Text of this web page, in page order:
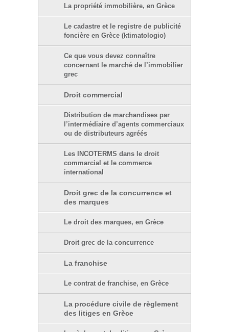
La propriété immobilière, en Grèce
Le cadastre et le registre de publicité
foncière en Grèce (ktimatologio)
Ce que vous devez connaître
concernant le marché de l’immobilier
grec
Droit commercial
Distribution de marchandises par
l’intermédiaire d’agents commerciaux
ou de distributeurs agréés
Les INCOTERMS dans le droit
commarcial et le commerce
international
Droit grec de la concurrence et
des marques
Le droit des marques, en Grèce
Droit grec de la concurrence
La franchise
Le contrat de franchise, en Grèce
La procédure civile de règlement
des litiges en Grèce